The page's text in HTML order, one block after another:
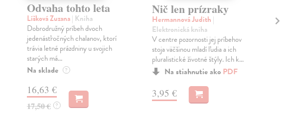
Odvaha tohto leta
Líšková Zuzana| Kniha
Dobrodružný príbeh dvoch
jedenásťročných chalanov, ktorí
trávia letné prázdniny u svojich
starých má...
Na sklade ?
16,63 €
17,50 € ?
Nič len prízraky
Hermannová Judith |
Elektronická kniha
V centre pozornosti jej príbehov
stoja väčšinou mladí ľudia a ich
pluralistické životné štýly. Ich k...
Na stiahnutie ako PDF
3,95 €